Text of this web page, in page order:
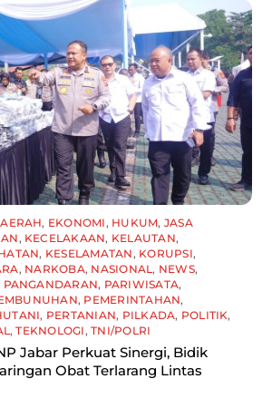
, EKONOMI, HUKUM, JASA
, KECELAKAAN, KELAUTAN,
, KESELAMATAN, KORUPSI,
, NARKOBA, NASIONAL, NEWS,
PANGANDARAN, PARIWISATA,
, PEMERINTAHAN,
, PERTANIAN, PILKADA, POLITIK,
,TEKNOLOGI,TNI/POLRI
Jabar Perkuat Sinergi, Bidik
Obat Terlarang Lintas